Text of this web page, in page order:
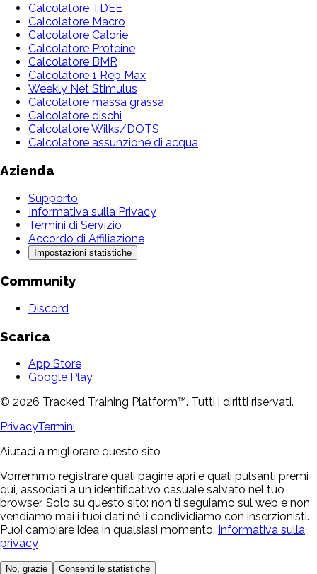
Calcolatore TDEE
Calcolatore Macro
Calcolatore Calorie
Calcolatore Proteine
Calcolatore BMR
Calcolatore 1 Rep Max
Weekly Net Stimulus
Calcolatore massa grassa
Calcolatore dischi
Calcolatore Wilks/DOTS
Calcolatore assunzione di acqua
Azienda
Supporto
Informativa sulla Privacy
Termini di Servizio
Accordo di Affiliazione
Impostazioni statistiche
Community
Discord
Scarica
App Store
Google Play
© 2026 Tracked Training Platform™. Tutti i diritti riservati.
PrivacyTermini
Aiutaci a migliorare questo sito
Vorremmo registrare quali pagine apri e quali pulsanti premi
qui, associati a un identificativo casuale salvato nel tuo
browser. Solo su questo sito: non ti seguiamo sul web e non
vendiamo mai i tuoi dati né li condividiamo con inserzionisti.
Puoi cambiare idea in qualsiasi momento. Informativa sulla
privacy
No, grazie Consenti le statistiche